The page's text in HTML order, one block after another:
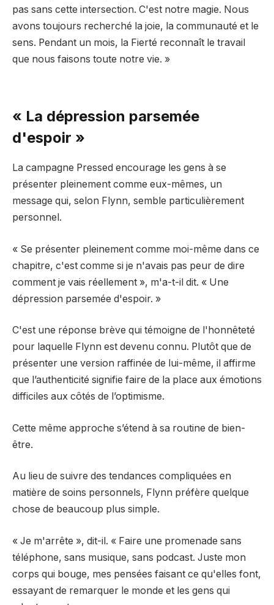
pas sans cette intersection. C'est notre magie. Nous
avons toujours recherché la joie, la communauté et le
sens. Pendant un mois, la Fierté reconnaît le travail
que nous faisons toute notre vie. »
« La dépression parsemée
d'espoir »
La campagne Pressed encourage les gens à se
présenter pleinement comme eux-mêmes, un
message qui, selon Flynn, semble particulièrement
personnel.
« Se présenter pleinement comme moi-même dans ce
chapitre, c'est comme si je n'avais pas peur de dire
comment je vais réellement », m'a-t-il dit. « Une
dépression parsemée d'espoir. »
C'est une réponse brève qui témoigne de l'honnêteté
pour laquelle Flynn est devenu connu. Plutôt que de
présenter une version raffinée de lui-même, il affirme
que l’authenticité signifie faire de la place aux émotions
difficiles aux côtés de l’optimisme.
Cette même approche s’étend à sa routine de bien-
être.
Au lieu de suivre des tendances compliquées en
matière de soins personnels, Flynn préfère quelque
chose de beaucoup plus simple.
« Je m'arrête », dit-il. « Faire une promenade sans
téléphone, sans musique, sans podcast. Juste mon
corps qui bouge, mes pensées faisant ce qu'elles font,
essayant de remarquer le monde et les gens qui